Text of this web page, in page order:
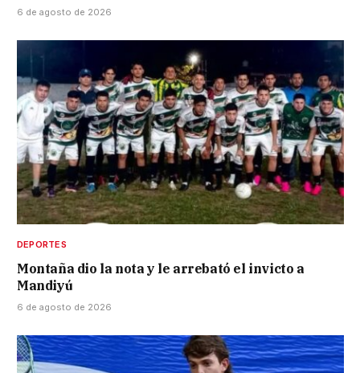
6 de agosto de 2026
DEPORTES
Montaña dio la nota y le arrebató el invicto a
Mandiyú
6 de agosto de 2026